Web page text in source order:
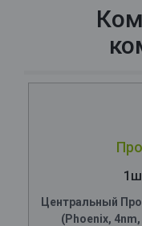
Центральный
(Phoenix,